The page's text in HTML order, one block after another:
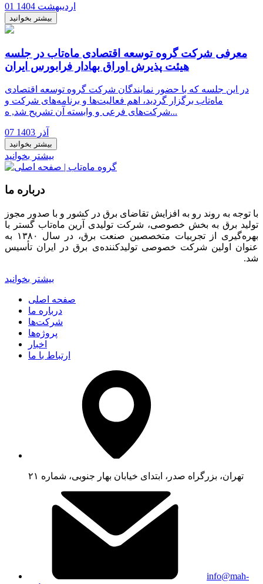
01 اردیبهشت 1404
بیشتر بخوانید
معرفی شرکت گروه توسعه اقتصادی ماه‌تاب در جلسه
هیئت پذیرش اوراق بهادار فرابورس ایران
در این جلسه که با حضور نمایندگان شرکت گروه توسعه اقتصادی
ماه‌تاب برگزار گردید، اهم فعالیت‌ها و برنامه‌های شرکت و
شرکت‌های فرعی و وابسته آن تشریح شد, ه...
07 آذر 1403
بیشتر بخوانید
بیشتر بخوانید
درباره ما
با توجه به روند رو به افزایش تقاضای برق در کشور و با صدور مجوز
تولید برق به بخش خصوصی، شرکت تولیدی آرین ماه‌تاب گستر با
بهره‌گیری از تجربیات متخصصین صنعت برق، در سال ۱۳۸۰ به
عنوان اولین شرکت خصوصی تولیدکننده‌ی برق در ایران تأسیس
شد.
بیشتر بخوانید
صفحه اصلی
درباره ما
شرکت‌ها
پروژه‌ها
اخبار
ارتباط با ما
تهران، بزرگراه صدر، ابتدای خیابان بهار جنوبی، شماره ۲۱
info@mah-